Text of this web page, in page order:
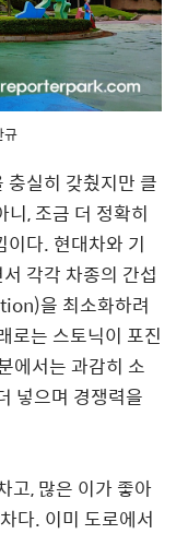
규
충실히 갖췄지만 클
, 조금 더 정확히
다. 현대차와 기
각각 차종의 간섭
을 최소화하려
로는 스토닉이 포진
에서는 과감히 소
넣으며 경쟁력을
고, 많은 이가 좋아
다. 이미 도로에서